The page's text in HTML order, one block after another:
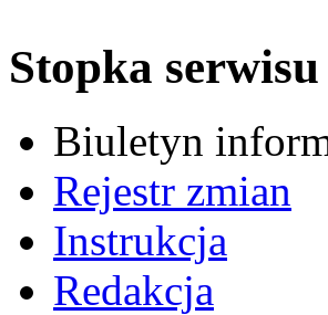
Stopka serwisu
Biuletyn
Rejestr zmian
Instrukcja
Redakcja